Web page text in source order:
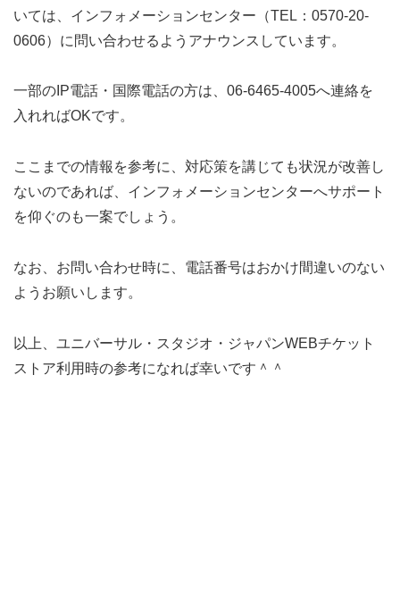
いては、インフォメーションセンター（TEL：0570-20-
0606）に問い合わせるようアナウンスしています。
一部のIP電話・国際電話の方は、06-6465-4005へ連絡を
入れればOKです。
ここまでの情報を参考に、対応策を講じても状況が改善し
ないのであれば、インフォメーションセンターへサポート
を仰ぐのも一案でしょう。
なお、お問い合わせ時に、電話番号はおかけ間違いのない
ようお願いします。
以上、ユニバーサル・スタジオ・ジャパンWEBチケット
ストア利用時の参考になれば幸いです＾＾